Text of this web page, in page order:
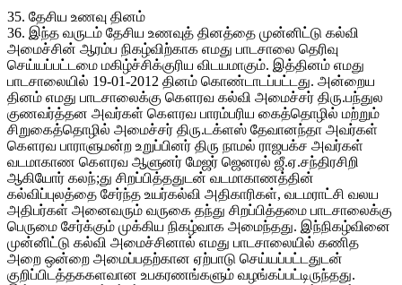
35. தேசிய உணவு தினம்
36. இந்த வருடம் தேசிய உணவுத் தினத்தை முன்னிட்டு கல்வி
அமைச்சின் ஆரம்ப நிகழ்விற்காக எமது பாடசாலை தெரிவு
செய்யப்பட்டமை மகிழ்ச்சிக்குரிய விடயமாகும். இத்தினம் எமது
பாடசாலையில் 19-01-2012 தினம் கொண்டாடப்பட்டது. அன்றைய
தினம் எமது பாடசாலைக்கு கௌரவ கல்வி அமைச்சர் திரு.பந்துல
குணவர்த்தன அவர்கள் கௌரவ பாரம்பரிய கைத்தொழில் மற்றும்
சிறுகைத்தொழில் அமைச்சர் திரு.டக்ளஸ் தேவானந்தா அவர்கள்
கௌரவ பாராளுமன்ற உறுப்பினர் திரு நாமல் ராஜபக்ச அவர்கள்
வடமாகாண கௌரவ ஆளுனர் மேஜர் ஜெனரல் ஜீ.ஏ.சந்திரசிறி
ஆகியோர் கலந்;து சிறப்பித்ததுடன் வடமாகாணத்தின்
கல்விப்புலத்தை சேர்ந்த உயர்கல்வி அதிகாரிகள், வடமராட்சி வலய
அதிபர்கள் அனைவரும் வருகை தந்து சிறப்பித்தமை பாடசாலைக்கு
பெருமை சேர்க்கும் முக்கிய நிகழ்வாக அமைந்தது. இந்நிகழ்வினை
முன்னிட்டு கல்வி அமைச்சினால் எமது பாடசாலையில் கணித
அறை ஒன்றை அமைப்பதற்கான ஏற்பாடு செய்யப்பட்டதுடன்
குறிப்பிடத்தககளவான உபகரணங்களும் வழங்கப்பட்டிருந்தது.